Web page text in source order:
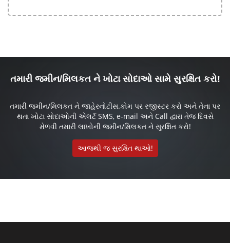
તમારી જમીન/મિલકત ને ખોટા સોદાઓ સામે સુરક્ષિત કરો!
તમારી જમીન/મિલકત ને જાહેરનોટીસ.કોમ પર રજીસ્ટર કરો અને તેના પર
થતા ખોટા સોદાઓની એલર્ટ SMS, e-mail અને Call દ્વારા તેજ દિવસે
મેળવી તમારી લાખોની જમીન/મિલકત ને સુરક્ષિત કરો!
આજથી જ સુરક્ષિત થાઓ!